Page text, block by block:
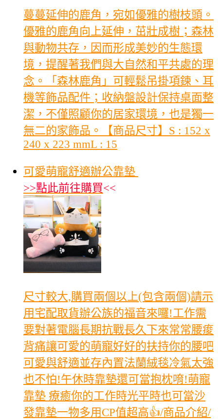
蔓蔓延伸的鹿角，宛如優雅的樹枝頭。
優雅的鹿角向上延伸，茁壯成樹；森林
與動物共存，因而形成美妙的生態環
境，提醒著我們與大自然和平共處的理
念。「森林鹿角」可輕鬆吊掛項鍊、耳
機等飾品配件；收納盤設計保持桌面整
潔，不僅照顧你的居家環境，也是獨一
無二的家飾品。【商品尺寸】S : 152 x
240 x 223 mmL : 15
可愛萌寵舒適辦公靠墊
>>點此前往購買<<
尺寸較大,購買兩個以上(包含兩個)請示
用宅配取貨辦公族的福音來囉!工作需
要對著電腦長期抗戰長久下來常常腰痠
背痛讓可愛的萌寵好好的扶持你的腰吧
可愛與舒適並存內置法蘭絨毯冷氣太強
也不怕!午休時靠墊還可當抱枕唷!萌寵
靠墊 療癒你的工作時光平時也可當沙
發靠墊一物多用CP值超高👍/商品介紹/